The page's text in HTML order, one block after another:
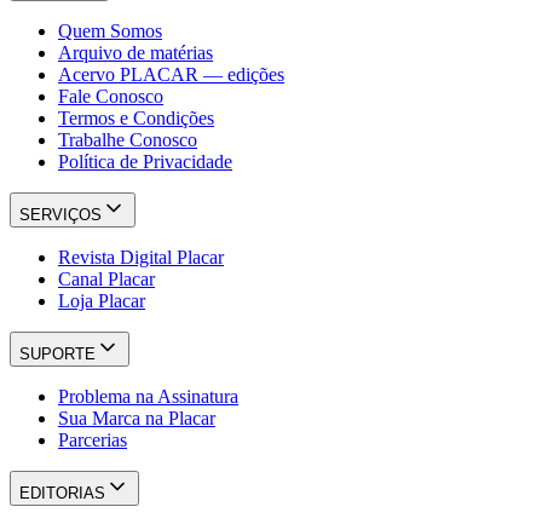
Quem Somos
Arquivo de matérias
Acervo PLACAR — edições
Fale Conosco
Termos e Condições
Trabalhe Conosco
Política de Privacidade
SERVIÇOS
Revista Digital Placar
Canal Placar
Loja Placar
SUPORTE
Problema na Assinatura
Sua Marca na Placar
Parcerias
EDITORIAS